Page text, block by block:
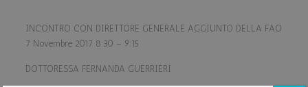
INCONTRO CON DIRETTORE GENERALE AGGIUNTO DELLA FAO
7 Novembre 2017 8:30 – 9:15
DOTTORESSA FERNANDA GUERRIERI